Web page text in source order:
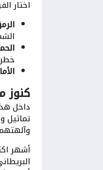
اختار
كنوز
داخل
تماثيل
أشهر